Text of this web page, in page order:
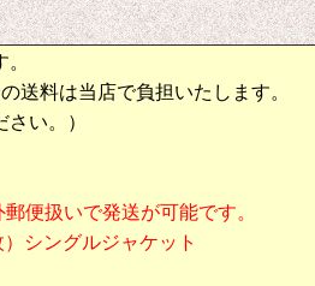
送料は当店で負担いたします。
い。）
便扱いで発送が可能です。
シングルジャケット